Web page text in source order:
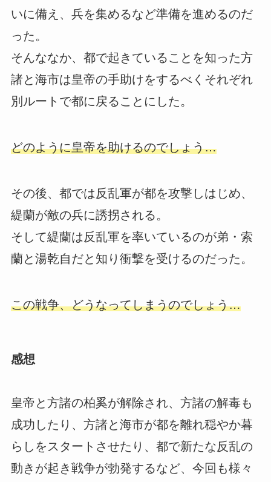
いに備え、兵を集めるなど準備を進めるのだ
った。
そんななか、都で起きていることを知った方
諸と海市は皇帝の手助けをするべくそれぞれ
別ルートで都に戻ることにした。
どのように皇帝を助けるのでしょう…
その後、都では反乱軍が都を攻撃しはじめ、
緹蘭が敵の兵に誘拐される。
そして緹蘭は反乱軍を率いているのが弟・索
蘭と湯乾自だと知り衝撃を受けるのだった。
この戦争、どうなってしまうのでしょう…
感想
皇帝と方諸の柏奚が解除され、方諸の解毒も
成功したり、方諸と海市が都を離れ穏やか暮
らしをスタートさせたり、都で新たな反乱の
動きが起き戦争が勃発するなど、今回も様々